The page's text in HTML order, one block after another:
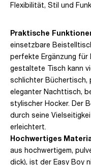
Flexibilität, Stil und
Praktische
einsetzbare
perfekte Ergänzung für
gestaltete Tisch kann
schlichter Büchertisch,
eleganter Nachttisch,
stylischer Hocker. Der
durch seine
erleichtert.
Hochwertiges
aus hochwertigem,
dick), ist der Easy Boy